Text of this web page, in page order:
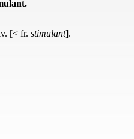
[< fr. stimulant].